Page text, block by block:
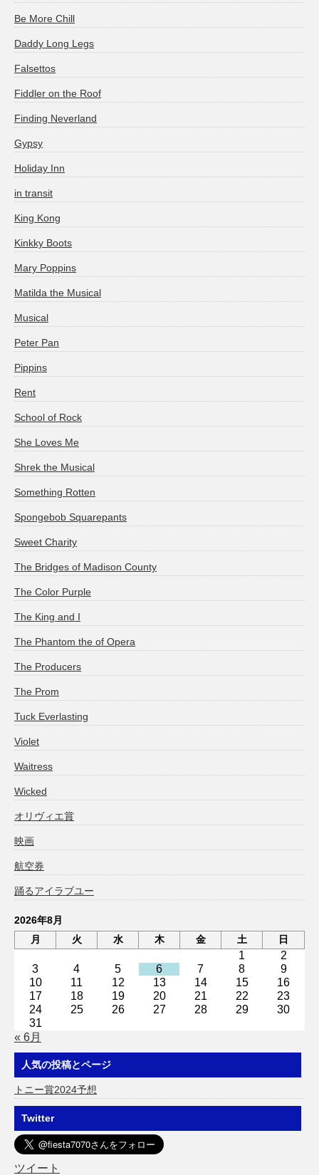
Be More Chill
Daddy Long Legs
Falsettos
Fiddler on the Roof
Finding Neverland
Gypsy
Holiday Inn
in transit
King Kong
Kinkky Boots
Mary Poppins
Matilda the Musical
Musical
Peter Pan
Pippins
Rent
School of Rock
She Loves Me
Shrek the Musical
Something Rotten
Spongebob Squarepants
Sweet Charity
The Bridges of Madison County
The Color Purple
The King and I
The Phantom the of Opera
The Producers
The Prom
Tuck Everlasting
Violet
Waitress
Wicked
オリヴィエ賞
映画
航空券
踊るアイラブユー
2026年8月
月
火 水 木 金 土 日
1
2
3
4 5 6 7 8
9
10
11 12 13 14 15
16
17
18 19 20 21 22
23
24
25 26 27 28 29
30
31
« 6月
人気の投稿とページ
トニー賞2024予想
Twitter
ツイート